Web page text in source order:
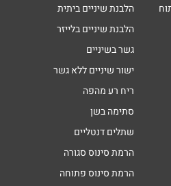
הלבנת שיניים ביתית
הלבנת שיניים בלייזר
גשר בשיניים
ישור שיניים ללא גשר
ריח רע מהפה
סתימה בשן
שתלים דנטליים
הרמת סינוס סגורה
הרמת סינוס פתוחה